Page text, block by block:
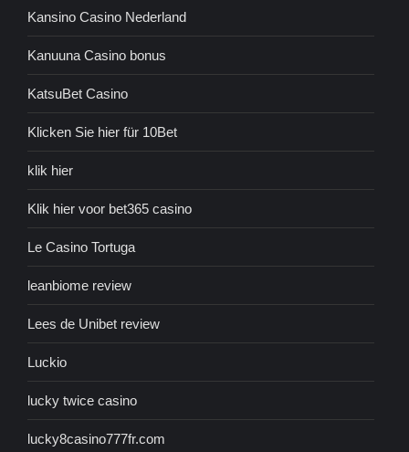
Kansino Casino Nederland
Kanuuna Casino bonus
KatsuBet Casino
Klicken Sie hier für 10Bet
klik hier
Klik hier voor bet365 casino
Le Casino Tortuga
leanbiome review
Lees de Unibet review
Luckio
lucky twice casino
lucky8casino777fr.com